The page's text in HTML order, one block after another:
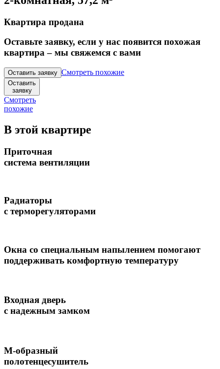
Квартира продана
Оставьте заявку, если у нас появится похожая
квартира – мы свяжемся с вами
Оставить заявку Смотреть похожие
Оставить
заявку
Смотреть
похожие
В этой квартире
Приточная
система вентиляции
Радиаторы
с терморегуляторами
Окна со специальным напылением помогают
поддерживать комфортную температуру
Входная дверь
с надежным замком
М-образный
полотенцесушитель